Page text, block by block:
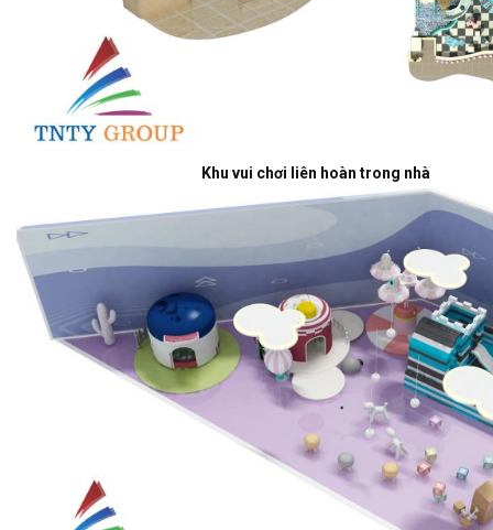
Khu vui chơi liên hoàn trong nhà